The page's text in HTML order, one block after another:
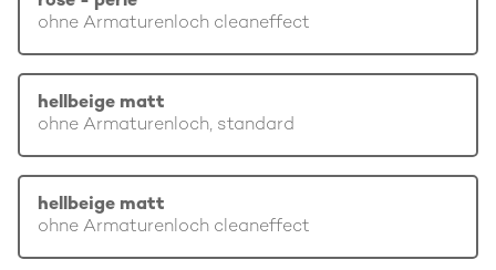
ohne Armaturenloch cleaneffect
hellbeige matt
ohne Armaturenloch, standard
hellbeige matt
ohne Armaturenloch cleaneffect